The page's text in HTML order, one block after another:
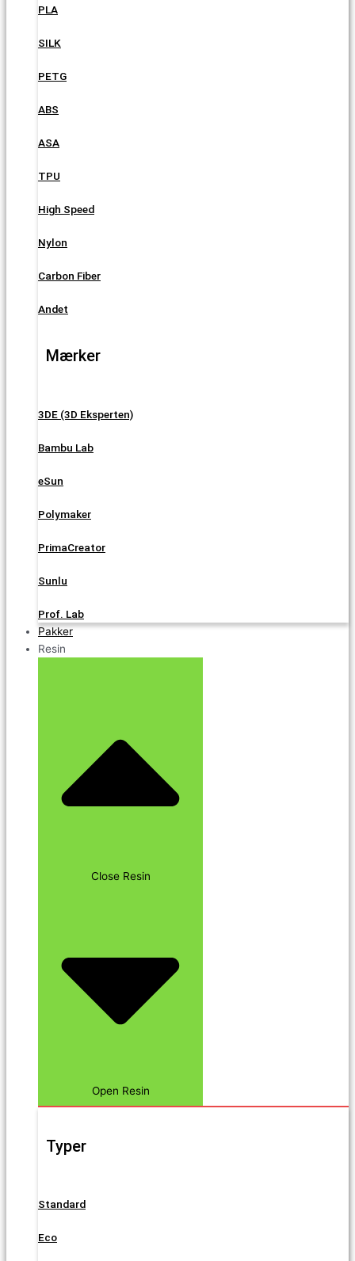
PLA
SILK
PETG
ABS
ASA
TPU
High Speed
Nylon
Carbon Fiber
Andet
Mærker
3DE (3D Eksperten)
Bambu Lab
eSun
Polymaker
PrimaCreator
Sunlu
Prof. Lab
Pakker
Resin
Close Resin
Open Resin
Typer
Standard
Eco